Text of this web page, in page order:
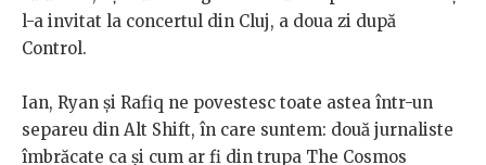
l-a invitat la concertul din Cluj, a doua zi după
Control.
Ian, Ryan și Rafiq ne povestesc toate astea într-un
separeu din Alt Shift, în care suntem: două jurnaliste
îmbrăcate ca și cum ar fi din trupa The Cosmos